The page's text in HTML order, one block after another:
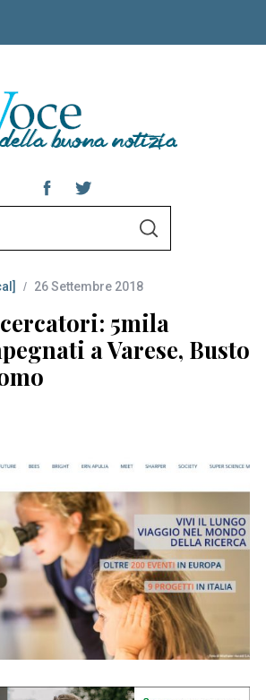
S
26 Settembre 2018
5mila
a Varese, Busto